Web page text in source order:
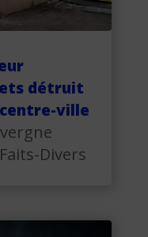
détruit
ville
Faits-Divers